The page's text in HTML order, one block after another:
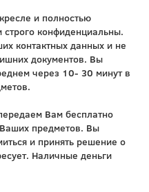
и полностью
строго конфиденциальны.
контактных данных и не
документов. Вы
через 10- 30 минут в
Вам бесплатно
предметов. Вы
и принять решение о
Наличные деньги